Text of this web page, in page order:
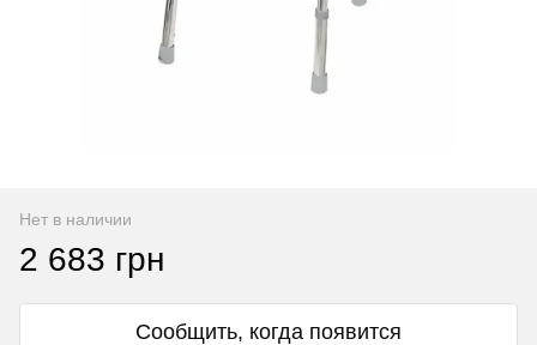
Нет в наличии
2 683 грн
Сообщить, когда появится